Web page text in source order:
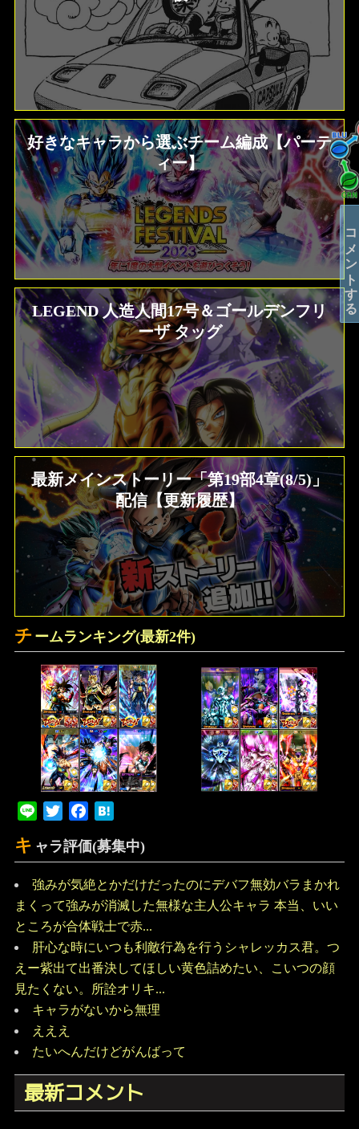
好きなキャラから選ぶチーム編成【パーテ
ィー】
LEGEND 人造人間17号＆ゴールデンフリ
ーザ タッグ
最新メインストーリー「第19部4章(8/5)」
配信【更新履歴】
チ ームランキング(最新2件)
Line Twitter Facebook
キ ャラ評価(募集中)
強みが気絶とかだけだったのにデバフ無効バラまかれ
まくって強みが消滅した無様な主人公キャラ 本当、いい
ところが合体戦士で赤...
肝心な時にいつも利敵行為を行うシャレッカス君。つ
えー紫出て出番決してほしい黄色詰めたい、こいつの顔
見たくない。所詮オリキ...
キャラがないから無理
えええ
たいへんだけどがんばって
最新コメント
コメントする